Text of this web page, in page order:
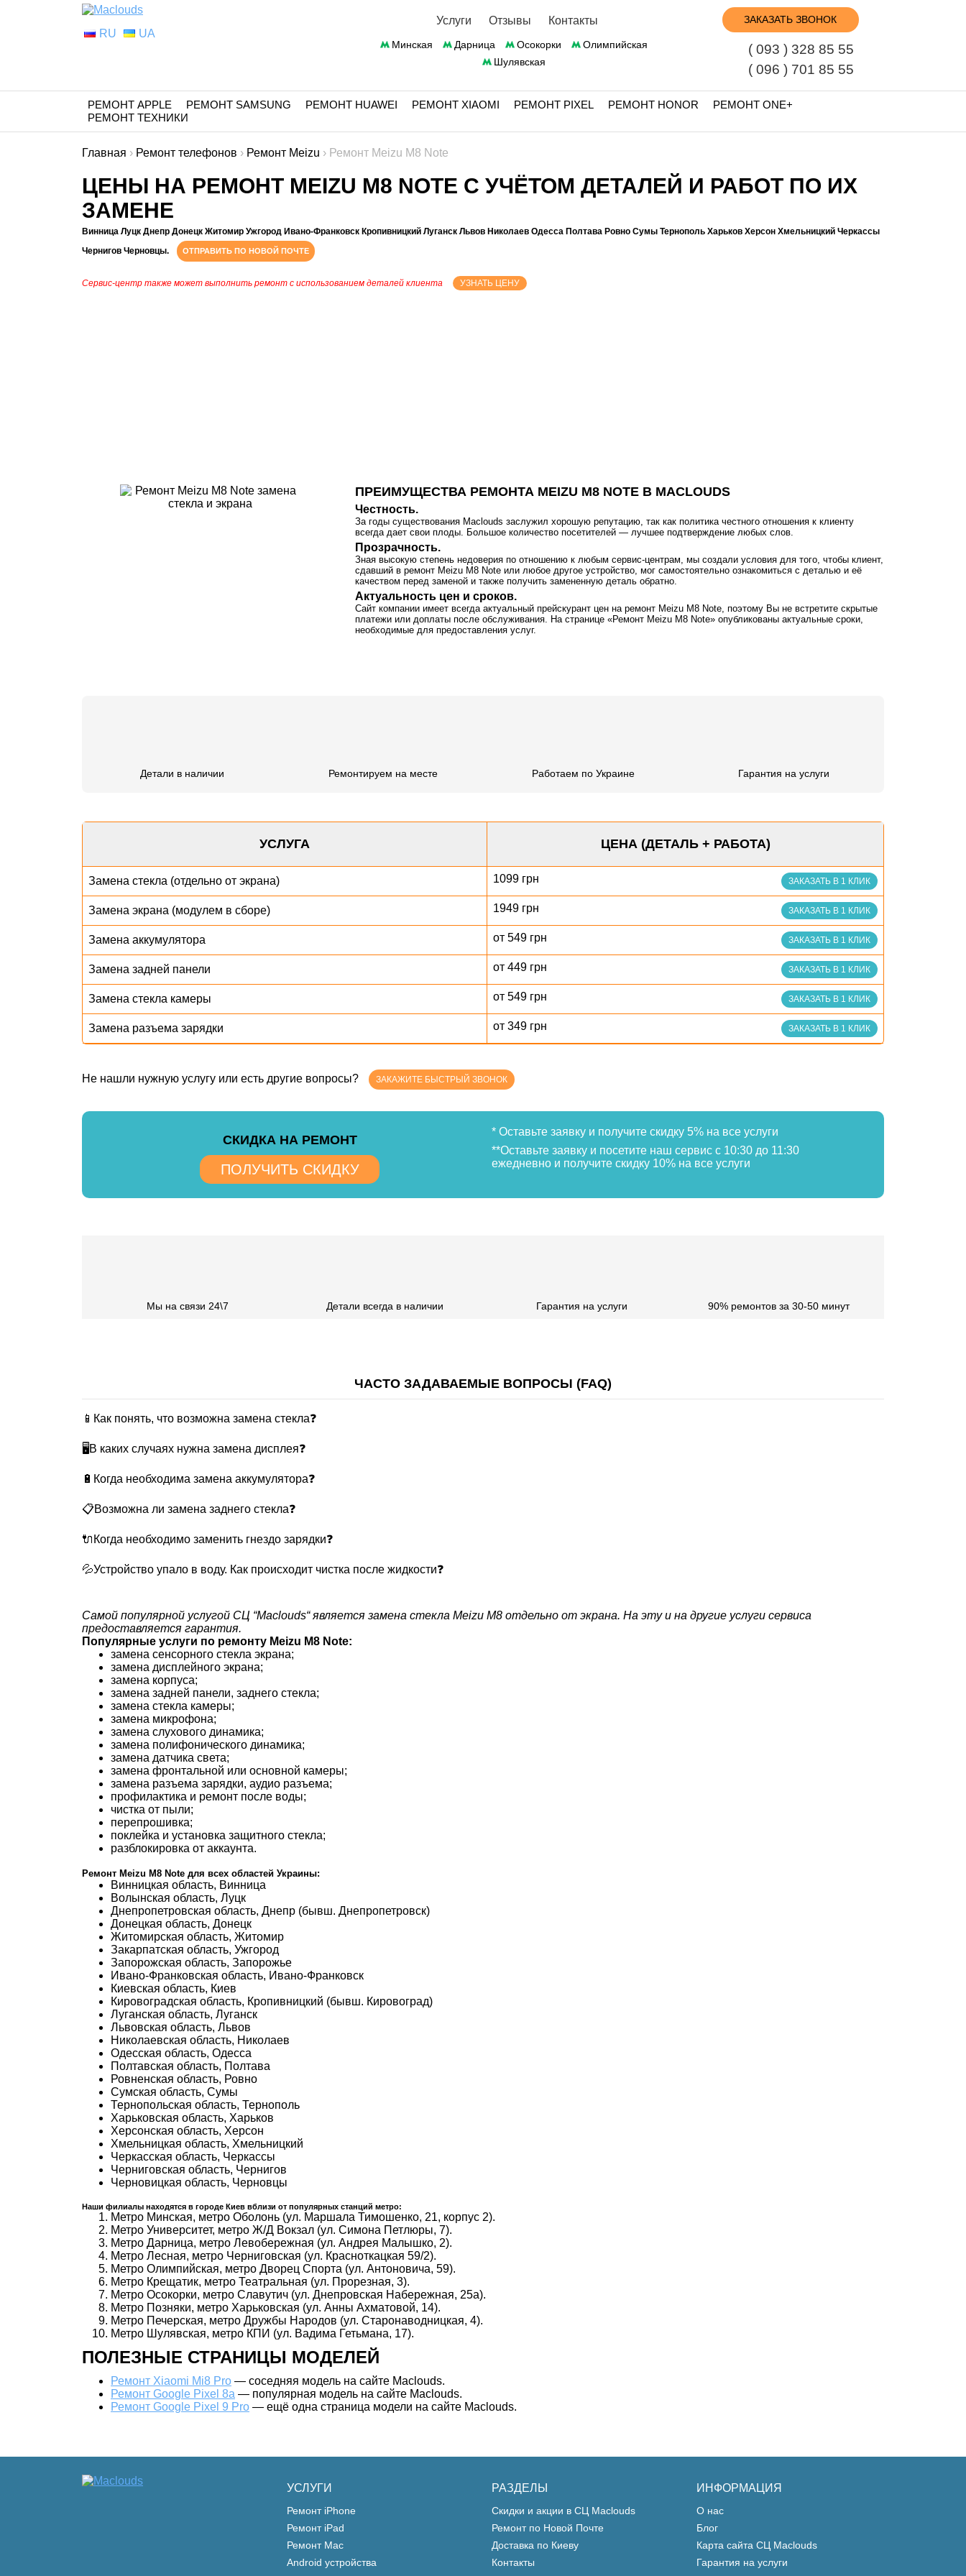
RU UA
Услуги Отзывы Контакты
Минская Дарница Осокорки
Олимпийская
Шулявская
ЗАКАЗАТЬ ЗВОНОК
( 093 ) 328 85 55
( 096 ) 701 85 55
РЕМОНТ APPLE РЕМОНТ SAMSUNG РЕМОНТ HUAWEI РЕМОНТ XIAOMI РЕМОНТ PIXEL РЕМОНТ HONOR
РЕМОНТ ONE+
РЕМОНТ ТЕХНИКИ
Главная › Ремонт телефонов › Ремонт Meizu › Ремонт Meizu M8 Note
ЦЕНЫ НА РЕМОНТ MEIZU M8 NOTE С УЧЁТОМ ДЕТАЛЕЙ И РАБОТ ПО ИХ
ЗАМЕНЕ
Винница Луцк Днепр Донецк Житомир Ужгород Ивано-Франковск Кропивницкий Луганск Львов Николаев Одесса Полтава Ровно Сумы Тернополь Харьков Херсон Хмельницкий Черкассы
Чернигов Черновцы.
ОТПРАВИТЬ ПО НОВОЙ ПОЧТЕ
Сервис-центр также может выполнить ремонт с использованием деталей клиента УЗНАТЬ ЦЕНУ
ПРЕИМУЩЕСТВА РЕМОНТА MEIZU M8 NOTE В MACLOUDS
Честность.
За годы существования Maclouds заслужил хорошую репутацию, так как политика честного отношения к клиенту
всегда дает свои плоды. Большое количество посетителей — лучшее подтверждение любых слов.
Прозрачность.
Зная высокую степень недоверия по отношению к любым сервис-центрам, мы создали условия для того, чтобы клиент,
сдавший в ремонт Meizu M8 Note или любое другое устройство, мог самостоятельно ознакомиться с деталью и её
качеством перед заменой и также получить замененную деталь обратно.
Актуальность цен и сроков.
Сайт компании имеет всегда актуальный прейскурант цен на ремонт Meizu M8 Note, поэтому Вы не встретите скрытые
платежи или доплаты после обслуживания. На странице «Ремонт Meizu M8 Note» опубликованы актуальные сроки,
необходимые для предоставления услуг.
Детали в наличии Ремонтируем на месте Работаем по Украине Гарантия на услуги
УСЛУГА ЦЕНА (ДЕТАЛЬ + РАБОТА)
Замена стекла (отдельно от экрана) 1099 грн ЗАКАЗАТЬ В 1 КЛИК
Замена экрана (модулем в сборе) 1949 грн ЗАКАЗАТЬ В 1 КЛИК
Замена аккумулятора от 549 грн ЗАКАЗАТЬ В 1 КЛИК
Замена задней панели от 449 грн ЗАКАЗАТЬ В 1 КЛИК
Замена стекла камеры от 549 грн ЗАКАЗАТЬ В 1 КЛИК
Замена разъема зарядки от 349 грн ЗАКАЗАТЬ В 1 КЛИК
Не нашли нужную услугу или есть другие вопросы? ЗАКАЖИТЕ БЫСТРЫЙ ЗВОНОК
CКИДКА НА РЕМОНТ
ПОЛУЧИТЬ СКИДКУ
* Оставьте заявку и получите скидку 5% на все услуги
**Оставьте заявку и посетите наш сервис с 10:30 до 11:30
ежедневно и получите скидку 10% на все услуги
Мы на связи 24\7 Детали всегда в наличии Гарантия на услуги 90% ремонтов за 30-50 минут
ЧАСТО ЗАДАВАЕМЫЕ ВОПРОСЫ (FAQ)
📱Как понять, что возможна замена стекла❓
🖥В каких случаях нужна замена дисплея❓
🔋Когда необходима замена аккумулятора❓
📋Возможна ли замена заднего стекла❓
🔌Когда необходимо заменить гнездо зарядки❓
💦Устройство упало в воду. Как происходит чистка после жидкости❓
Самой популярной услугой СЦ “Maclouds“ является замена стекла Meizu M8 отдельно от экрана. На эту и на другие услуги сервиса
предоставляется гарантия.
Популярные услуги по ремонту Meizu M8 Note:
замена сенсорного стекла экрана;
замена дисплейного экрана;
замена корпуса;
замена задней панели, заднего стекла;
замена стекла камеры;
замена микрофона;
замена слухового динамика;
замена полифонического динамика;
замена датчика света;
замена фронтальной или основной камеры;
замена разъема зарядки, аудио разъема;
профилактика и ремонт после воды;
чистка от пыли;
перепрошивка;
поклейка и установка защитного стекла;
разблокировка от аккаунта.
Ремонт Meizu M8 Note для всех областей Украины:
Винницкая область, Винница
Волынская область, Луцк
Днепропетровская область, Днепр (бывш. Днепропетровск)
Донецкая область, Донецк
Житомирская область, Житомир
Закарпатская область, Ужгород
Запорожская область, Запорожье
Ивано-Франковская область, Ивано-Франковск
Киевская область, Киев
Кировоградская область, Кропивницкий (бывш. Кировоград)
Луганская область, Луганск
Львовская область, Львов
Николаевская область, Николаев
Одесская область, Одесса
Полтавская область, Полтава
Ровненская область, Ровно
Сумская область, Сумы
Тернопольская область, Тернополь
Харьковская область, Харьков
Херсонская область, Херсон
Хмельницкая область, Хмельницкий
Черкасская область, Черкассы
Черниговская область, Чернигов
Черновицкая область, Черновцы
Наши филиалы находятся в городе Киев вблизи от популярных станций метро:
Метро Минская, метро Оболонь (ул. Маршала Тимошенко, 21, корпус 2).
Метро Университет, метро Ж/Д Вокзал (ул. Симона Петлюры, 7).
Метро Дарница, метро Левобережная (ул. Андрея Малышко, 2).
Метро Лесная, метро Черниговская (ул. Красноткацкая 59/2).
Метро Олимпийская, метро Дворец Спорта (ул. Антоновича, 59).
Метро Крещатик, метро Театральная (ул. Прорезная, 3).
Метро Осокорки, метро Славутич (ул. Днепровская Набережная, 25а).
Метро Позняки, метро Харьковская (ул. Анны Ахматовой, 14).
Метро Печерская, метро Дружбы Народов (ул. Старонаводницкая, 4).
Метро Шулявская, метро КПИ (ул. Вадима Гетьмана, 17).
ПОЛЕЗНЫЕ СТРАНИЦЫ МОДЕЛЕЙ
Ремонт Xiaomi Mi8 Pro — соседняя модель на сайте Maclouds.
Ремонт Google Pixel 8a — популярная модель на сайте Maclouds.
Ремонт Google Pixel 9 Pro — ещё одна страница модели на сайте Maclouds.
УСЛУГИ
Ремонт iPhone
Ремонт iPad
Ремонт Mac
Android устройства
РАЗДЕЛЫ
Скидки и акции в СЦ Maclouds
Ремонт по Новой Почте
Доставка по Киеву
Контакты
ИНФОРМАЦИЯ
О нас
Блог
Карта сайта СЦ Maclouds
Гарантия на услуги